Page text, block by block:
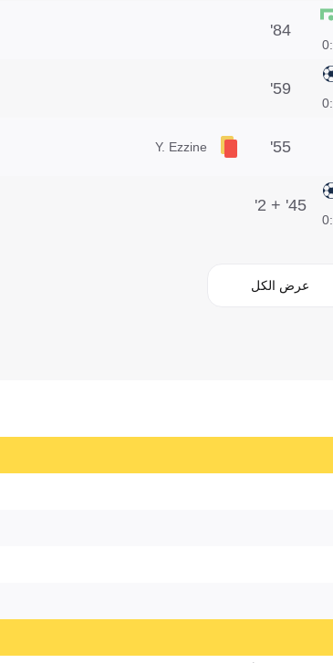
84'
59'
Y. Ezzine 55'
45' + 2'
عرض الكل